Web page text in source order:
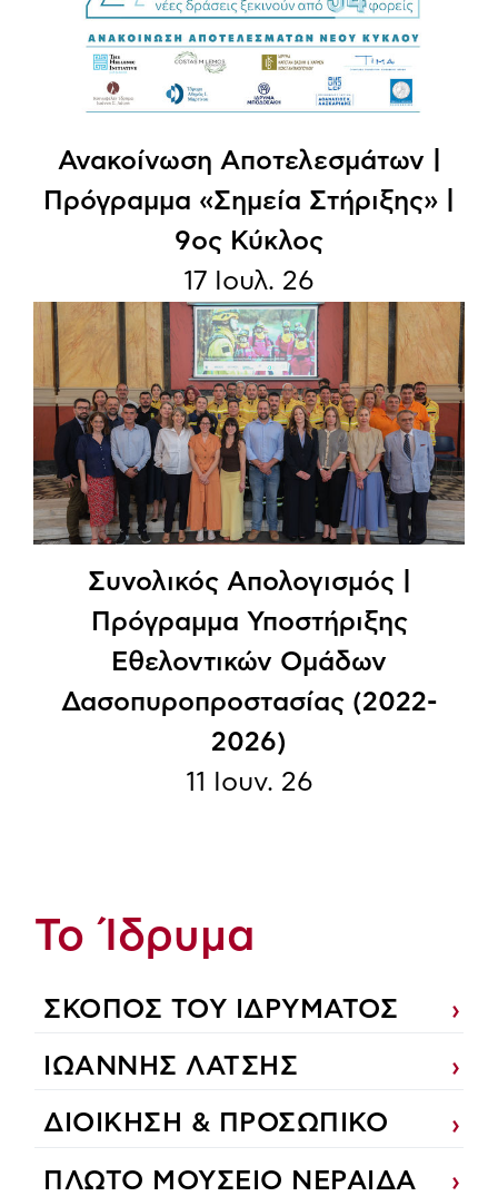
Ανακοίνωση Aποτελεσμάτων |
Πρόγραμμα «Σημεία Στήριξης» |
9ος Κύκλος
17 Ιουλ. 26
Συνολικός Απολογισμός |
Πρόγραμμα Υποστήριξης
Εθελοντικών Ομάδων
Δασοπυροπροστασίας (2022-
2026)
11 Ιουν. 26
Το Ίδρυμα
ΣΚΟΠΟΣ ΤΟΥ ΙΔΡΥΜΑΤΟΣ
ΙΩΑΝΝΗΣ ΛΑΤΣΗΣ
ΔΙΟΙΚΗΣΗ & ΠΡΟΣΩΠΙΚΟ
ΠΛΩΤΟ ΜΟΥΣΕΙΟ ΝΕΡΑΙΔΑ